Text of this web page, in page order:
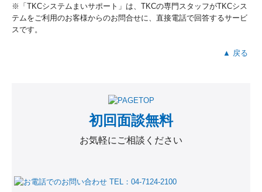
※「TKCシステムまいサポート」は、TKCの専門スタッフがTKCシス
テムをご利用のお客様からのお問合せに、直接電話で回答するサービ
スです。
▲ 戻る
初回面談無料
お気軽にご相談ください